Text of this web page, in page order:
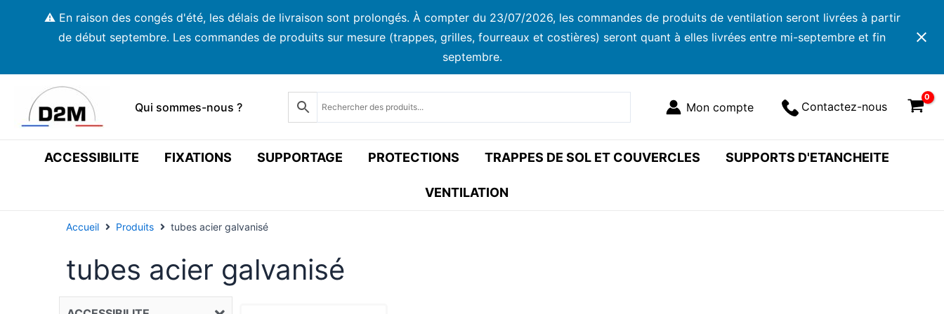
⚠️ En raison des congés d'été, les délais de livraison sont prolongés. À compter du 23/07/2026, les commandes de produits de ventilation seront livrées à partir
de début septembre. Les commandes de produits sur mesure (trappes, grilles, fourreaux et costières) seront quant à elles livrées entre mi-septembre et fin
septembre.
Qui sommes-nous ? Contactez-nous
ACCESSIBILITE FIXATIONS SUPPORTAGE PROTECTIONS TRAPPES DE SOL ET COUVERCLES SUPPORTS D'ETANCHEITE
VENTILATION
Accueil Produits tubes acier galvanisé
tubes acier galvanisé